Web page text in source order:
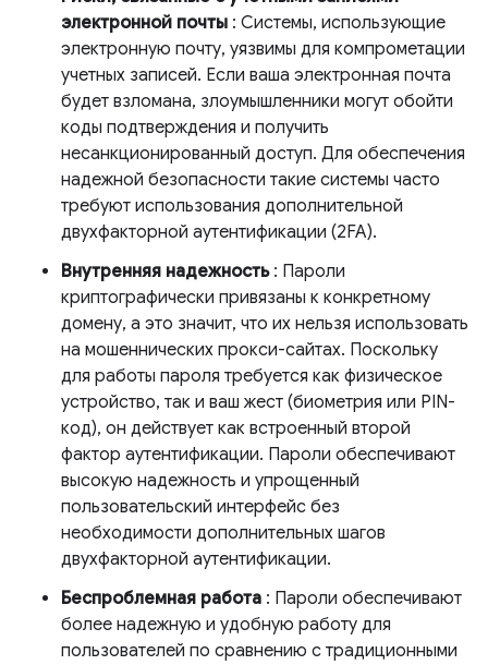
электронной почты : Системы, использующие
электронную почту, уязвимы для компрометации
учетных записей. Если ваша электронная почта
будет взломана, злоумышленники могут обойти
коды подтверждения и получить
несанкционированный доступ. Для обеспечения
надежной безопасности такие системы часто
требуют использования дополнительной
двухфакторной аутентификации (2FA).
Внутренняя надежность: Пароли
криптографически привязаны к конкретному
домену, а это значит, что их нельзя использовать
на мошеннических прокси-сайтах. Поскольку
для работы пароля требуется как физическое
устройство, так и ваш жест (биометрия или PIN-
код), он действует как встроенный второй
фактор аутентификации. Пароли обеспечивают
высокую надежность и упрощенный
пользовательский интерфейс без
необходимости дополнительных шагов
двухфакторной аутентификации.
Беспроблемная работа : Пароли обеспечивают
более надежную и удобную работу для
пользователей по сравнению с традиционными